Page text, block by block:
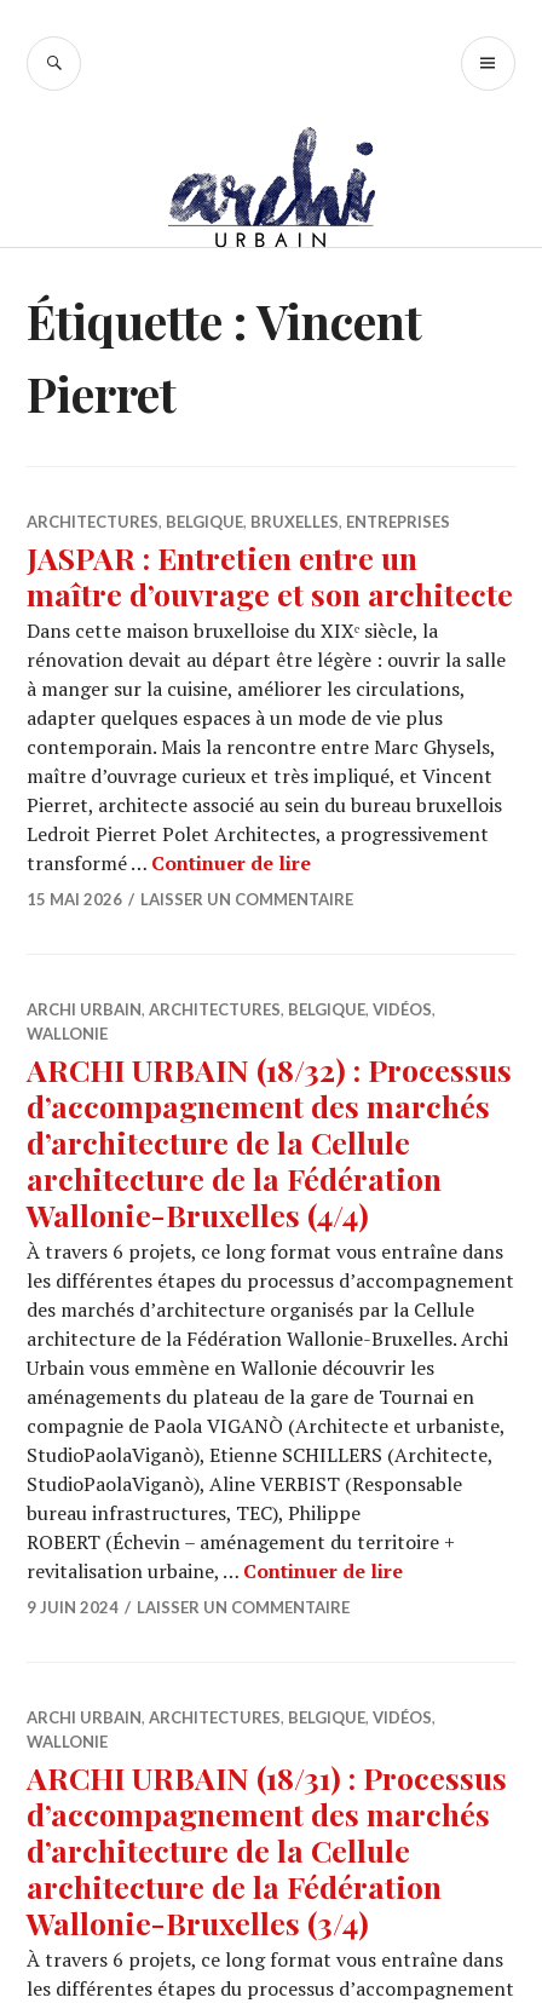
contenu
RECHERCHE
Étiquette :Vincent
Pierret
ARCHITECTURES, BELGIQUE, BRUXELLES, ENTREPRISES
JASPAR : Entretien entre un
maître d’ouvrage et son architecte
Dans cette maison bruxelloise du XIXᵉ siècle, la
rénovation devait au départ être légère : ouvrir la salle
à manger sur la cuisine, améliorer les circulations,
adapter quelques espaces à un mode de vie plus
contemporain. Mais la rencontre entre Marc Ghysels,
maître d’ouvrage curieux et très impliqué, et Vincent
Pierret, architecte associé au sein du bureau bruxellois
Ledroit Pierret Polet Architectes, a progressivement
transformé … Continuer de lireJASPAR : Entretien
15 MAI 2026 LAISSER UN COMMENTAIRE
ARCHI URBAIN,ARCHITECTURES, BELGIQUE,VIDÉOS,
WALLONIE
ARCHI URBAIN (18/32) : Processus
d’accompagnement des marchés
d’architecture de la Cellule
architecture de la Fédération
Wallonie-Bruxelles (4/4)
À travers 6 projets, ce long format vous entraîne dans
les différentes étapes du processus d’accompagnement
des marchés d’architecture organisés par la Cellule
architecture de la Fédération Wallonie-Bruxelles. Archi
Urbain vous emmène en Wallonie découvrir les
aménagements du plateau de la gare de Tournai en
compagnie de Paola VIGANÒ (Architecte et urbaniste,
StudioPaolaViganò), Etienne SCHILLERS (Architecte,
StudioPaolaViganò), Aline VERBIST (Responsable
bureau infrastructures, TEC), Philippe
ROBERT (Échevin – aménagement du territoire +
revitalisation urbaine, … Continuer de lireARCHI
9 JUIN 2024 LAISSER UN COMMENTAIRE
ARCHI URBAIN,ARCHITECTURES, BELGIQUE,VIDÉOS,
WALLONIE
ARCHI URBAIN (18/31) : Processus
d’accompagnement des marchés
d’architecture de la Cellule
architecture de la Fédération
Wallonie-Bruxelles (3/4)
À travers 6 projets, ce long format vous entraîne dans
les différentes étapes du processus d’accompagnement